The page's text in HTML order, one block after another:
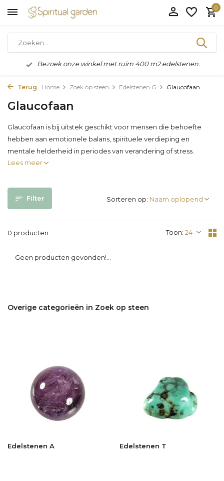
0
Bezoek onze winkel met ruim 400 m2 edelstenen.
Terug Home Zoek op steen Edelstenen G Glaucofaan
Glaucofaan
Glaucofaan is bij uitstek geschikt voor mensen die behoefte
hebben aan emotionele balans, spirituele verdieping en
mentale helderheid in periodes van verandering of stress.
Lees meer
Filter
0 producten Toon:
Sorteren op:
Geen producten gevonden!...
Overige categorieën in Zoek op steen
Edelstenen A Edelstenen T